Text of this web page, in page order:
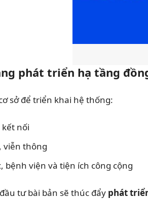
phát triển hạ tầng
sở để triển khai hệ thống:
nối
viễn thông
bệnh viện và tiện ích công cộng
tư bài bản sẽ thúc đẩy phát